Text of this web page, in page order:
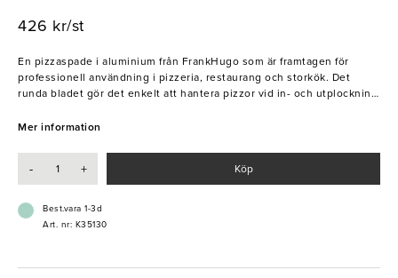
426 kr/st
En pizzaspade i aluminium från FrankHugo som är framtagen för
professionell användning i pizzeria, restaurang och storkök. Det
runda bladet gör det enkelt att hantera pizzor vid in- och utplockning
Mer information
- + Köp
Best.vara 1-3d
Art. nr: K35130